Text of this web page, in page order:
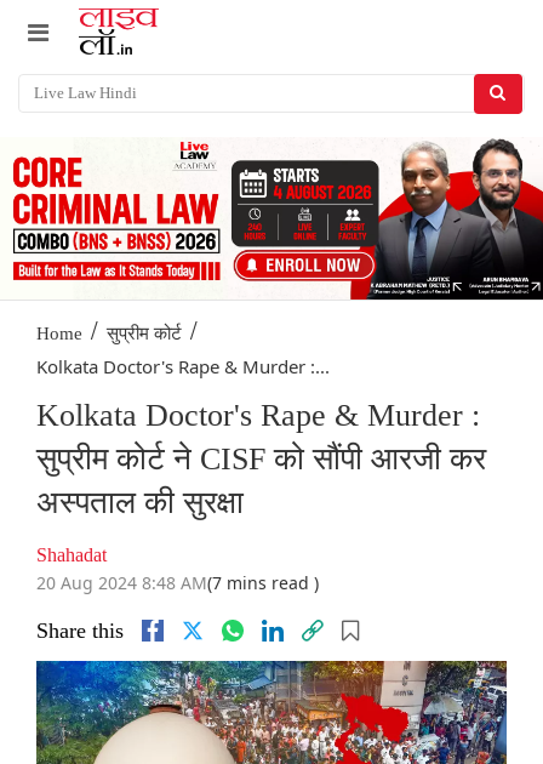
Home / सुप्रीम कोर्ट /
Kolkata Doctor's Rape & Murder :...
Kolkata Doctor's Rape & Murder :
सुप्रीम कोर्ट ने CISF को सौंपी आरजी कर
अस्पताल की सुरक्षा
Shahadat
20 Aug 2024 8:48 AM(7 mins read )
Share this